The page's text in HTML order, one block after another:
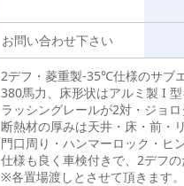
お問い合わせ下さい
2デフ・菱重製-35℃仕様のサブ
380馬力、床形状はアルミ製 I
ラッシングレールが2対・ジョ
断熱材の厚みは天井・床・前・
門口周り・ハンマーロック・ヒ
仕様も良く車検付きで、2デフ
※各置場渡しとさせて頂きます。